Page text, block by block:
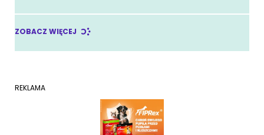
ZOBACZ WIĘCEJ
REKLAMA